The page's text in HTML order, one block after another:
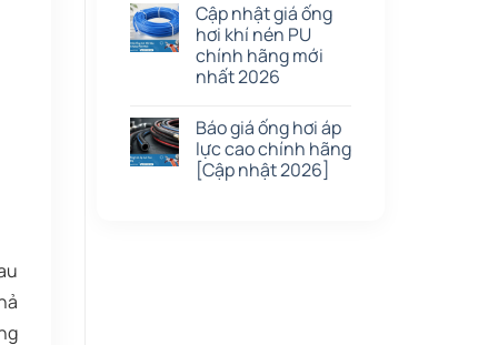
Cập nhật giá ống
hơi khí nén PU
chính hãng mới
nhất 2026
Báo giá ống hơi áp
lực cao chính hãng
[Cập nhật 2026]